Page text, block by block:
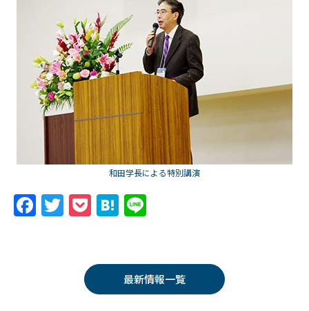
和田学長による特別講演
F T
er
P
k
et
H
n
a
最新情報一覧